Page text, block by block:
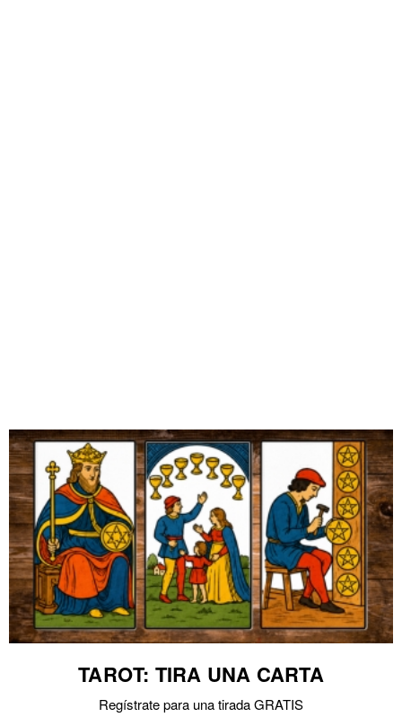
TAROT: TIRA UNA CARTA
Regístrate para una tirada GRATIS